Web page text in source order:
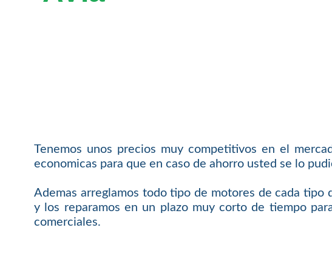
Tenemos unos precios muy competitivos en el
economicas para que en caso de ahorro usted se lo
Ademas arreglamos todo tipo de motores de cada tipo
y los reparamos en un plazo muy corto de tiempo
comerciales.